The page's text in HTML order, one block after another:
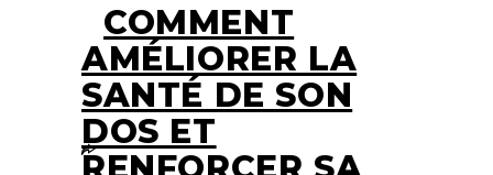
COMMENT
AMÉLIORER LA
SANTÉ DE SON
DOS ET